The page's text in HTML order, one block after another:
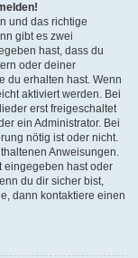
und das richtige
gibt es zwei
hast, dass du
oder deiner
du erhalten hast. Wenn
aktiviert werden. Bei
erst freigeschaltet
ein Administrator. Bei
nötig ist oder nicht.
Anweisungen.
eingegeben hast oder
du dir sicher bist,
dann kontaktiere einen